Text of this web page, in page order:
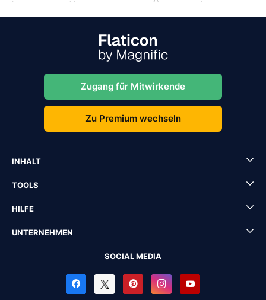
Zugang für Mitwirkende
Zu Premium wechseln
INHALT
TOOLS
HILFE
UNTERNEHMEN
SOCIAL MEDIA